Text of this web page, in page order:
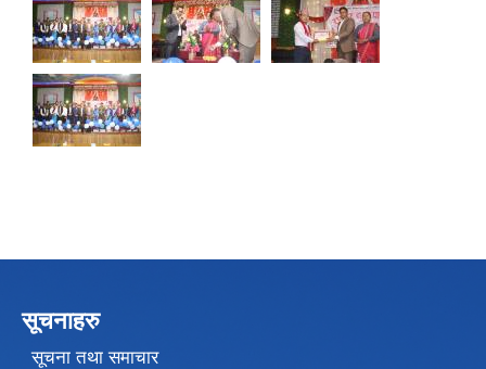
सूचनाहरु
सूचना तथा समाचार